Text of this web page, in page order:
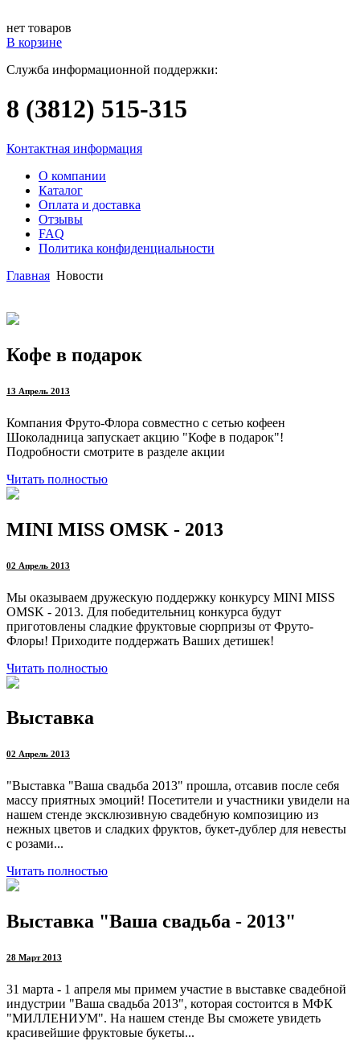
нет товаров
В корзине
Служба информационной поддержки:
8 (3812) 515-315
Контактная информация
О компании
Каталог
Оплата и доставка
Отзывы
FAQ
Политика конфиденциальности
Главная Новости
Кофе в подарок
13 Апрель 2013
Компания Фруто-Флора совместно с сетью кофеен
Шоколадница запускает акцию "Кофе в подарок"!
Подробности смотрите в разделе акции
Читать полностью
MINI MISS OMSK - 2013
02 Апрель 2013
Мы оказываем дружескую поддержку конкурсу MINI MISS
OMSK - 2013. Для победительниц конкурса будут
приготовлены сладкие фруктовые сюрпризы от Фруто-
Флоры! Приходите поддержать Ваших детишек!
Читать полностью
Выставка
02 Апрель 2013
"Выставка "Ваша свадьба 2013" прошла, отсавив после себя
массу приятных эмоций! Посетители и участники увидели на
нашем стенде эксклюзивную свадебную композицию из
нежных цветов и сладких фруктов, букет-дублер для невесты
с розами...
Читать полностью
Выставка "Ваша свадьба - 2013"
28 Март 2013
31 марта - 1 апреля мы примем участие в выставке свадебной
индустрии "Ваша свадьба 2013", которая состоится в МФК
"МИЛЛЕНИУМ". На нашем стенде Вы сможете увидеть
красивейшие фруктовые букеты...